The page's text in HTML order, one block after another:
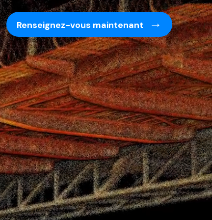
Renseignez-vous maintenant